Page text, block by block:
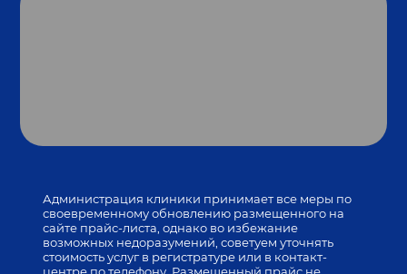
Администрация клиники принимает все меры по
своевременному обновлению размещенного на
сайте прайс-листа, однако во избежание
возможных недоразумений, советуем уточнять
стоимость услуг в регистратуре или в контакт-
центре по телефону. Размещенный прайс не